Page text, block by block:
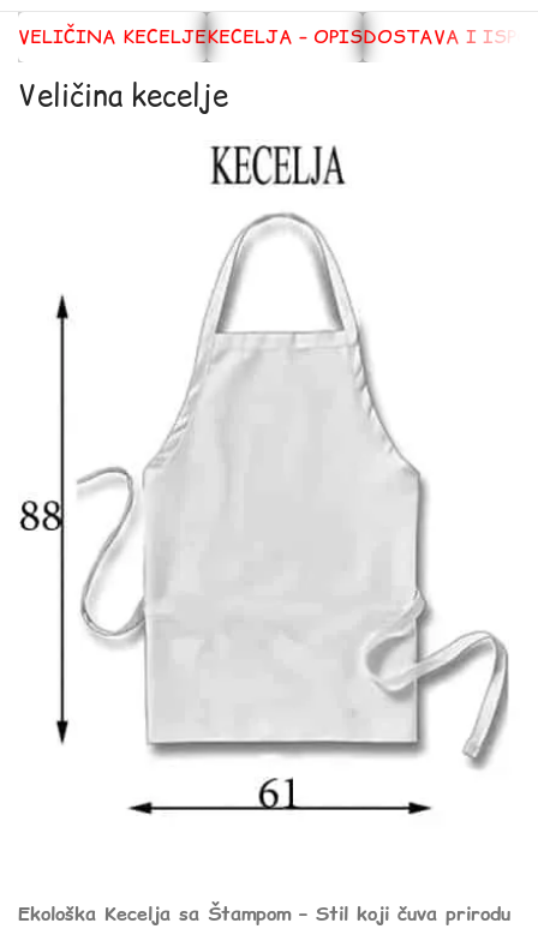
VELIČINA KECELJEKECELJA – OPISDOSTAVA I
Veličina kecelje
Ekološka Kecelja sa Štampom – Stil koji čuva prirodu